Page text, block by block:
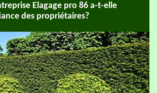
Elagage pro 86 a-t-elle
des propriétaires?